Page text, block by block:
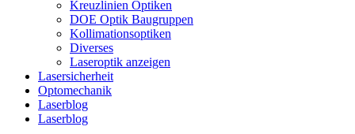
Kreuzlinien Optiken
DOE Optik Baugruppen
Kollimationsoptiken
Diverses
Laseroptik anzeigen
Lasersicherheit
Optomechanik
Laserblog
Laserblog